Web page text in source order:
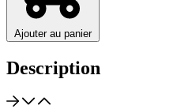
Ajouter au panier
Description